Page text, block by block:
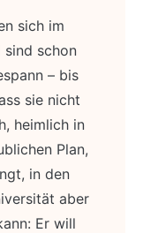
sich im
sind schon
– bis
sie nicht
heimlich in
Plan,
in den
aber
Er will